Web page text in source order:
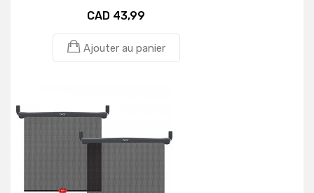
CAD 43,99
Ajouter au panier